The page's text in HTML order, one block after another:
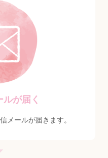
が届く
メールが届きます。